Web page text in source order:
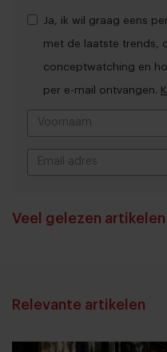
Ja, ik wil graag eens
met de laatste trends,
conceptwatching en
per e-mail ontvangen.
Veel gelezen artikelen
Relevante artikelen